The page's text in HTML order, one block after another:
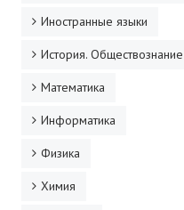
Иностранные языки
История. Обществознание
Математика
Информатика
Физика
Химия